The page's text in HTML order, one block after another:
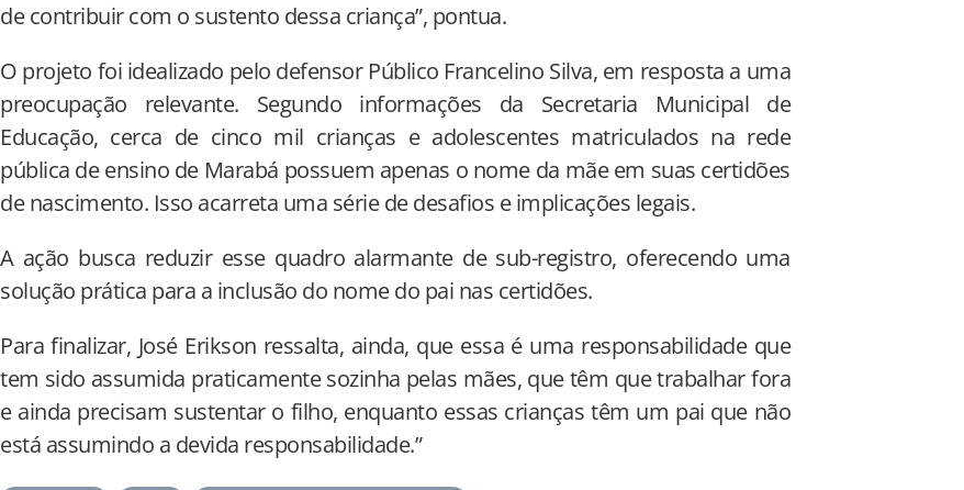
de contribuir com o sustento dessa criança”, pontua.
O projeto foi idealizado pelo defensor Público Francelino Silva, em resposta a uma
preocupação relevante. Segundo informações da Secretaria Municipal de
Educação, cerca de cinco mil crianças e adolescentes matriculados na rede
pública de ensino de Marabá possuem apenas o nome da mãe em suas certidões
de nascimento. Isso acarreta uma série de desafios e implicações legais.
A ação busca reduzir esse quadro alarmante de sub-registro, oferecendo uma
solução prática para a inclusão do nome do pai nas certidões.
Para finalizar, José Erikson ressalta, ainda, que essa é uma responsabilidade que
tem sido assumida praticamente sozinha pelas mães, que têm que trabalhar fora
e ainda precisam sustentar o filho, enquanto essas crianças têm um pai que não
está assumindo a devida responsabilidade.”